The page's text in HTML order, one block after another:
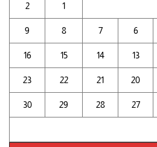
1
2
6
7
8
9
13
14
15
16
20
21
22
23
27
28
29
30